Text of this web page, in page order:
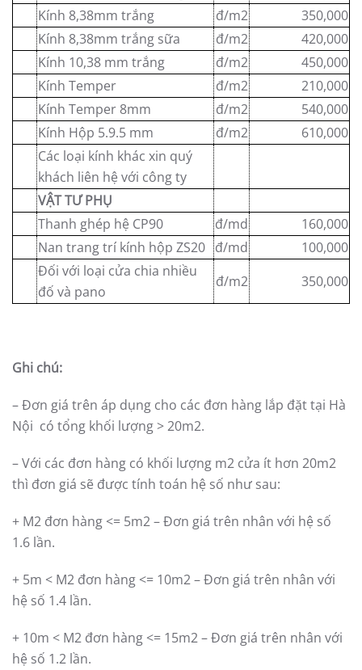
Kính 8,38mm trắng
đ/m2
350,000
Kính 8,38mm trắng sữa
đ/m2
420,000
Kính 10,38 mm trắng
đ/m2
450,000
Kính Temper
đ/m2
210,000
Kính Temper 8mm
đ/m2
540,000
Kính Hộp 5.9.5 mm
đ/m2
610,000
Các loại kính khác xin quý
khách liên hệ với công ty
VẬT TƯ PHỤ
Thanh ghép hệ CP90
đ/md
160,000
Nan trang trí kính hộp ZS20 đ/md
100,000
Đối với loại cửa chia nhiều
đố và pano
đ/m2 350,000
Ghi chú:
– Đơn giá trên áp dụng cho các đơn hàng lắp đặt tại Hà
Nội có tổng khối lượng > 20m2.
– Với các đơn hàng có khối lượng m2 cửa ít hơn 20m2
thì đơn giá sẽ được tính toán hệ số như sau:
+ M2 đơn hàng <= 5m2 – Đơn giá trên nhân với hệ số
1.6 lần.
+ 5m < M2 đơn hàng <= 10m2 – Đơn giá trên nhân với
hệ số 1.4 lần.
+ 10m < M2 đơn hàng <= 15m2 – Đơn giá trên nhân với
hệ số 1.2 lần.